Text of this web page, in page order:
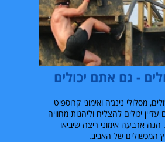
- גם אתם יכולים
מסלולי נינג׳ה ואימוני קרוספיט
יכולים להצליח וליהנות מחוויה
כמו ה-MUDRUN. הנה ארבעה אימוני ריצה שיביאו
המכשולים של האביב.